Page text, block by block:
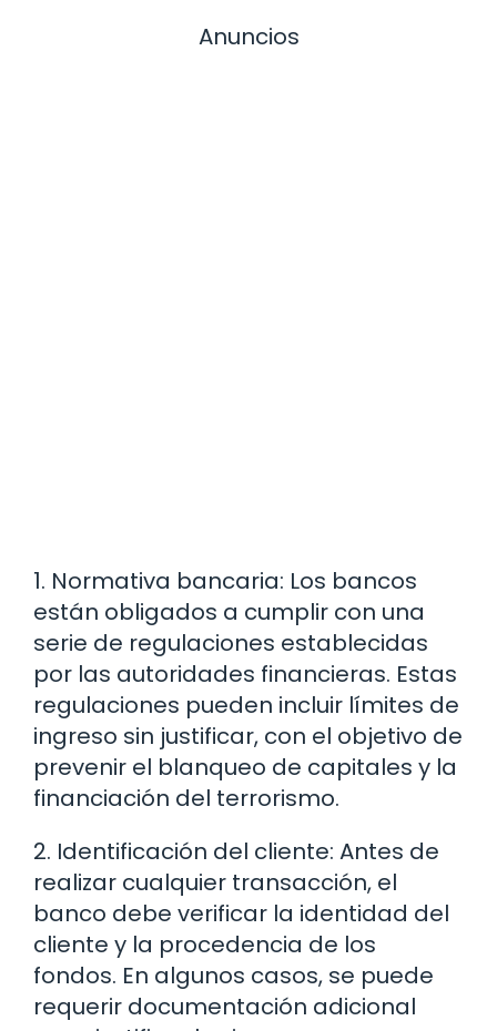
Anuncios
1. Normativa bancaria: Los bancos
están obligados a cumplir con una
serie de regulaciones establecidas
por las autoridades financieras. Estas
regulaciones pueden incluir límites de
ingreso sin justificar, con el objetivo de
prevenir el blanqueo de capitales y la
financiación del terrorismo.
2. Identificación del cliente: Antes de
realizar cualquier transacción, el
banco debe verificar la identidad del
cliente y la procedencia de los
fondos. En algunos casos, se puede
requerir documentación adicional